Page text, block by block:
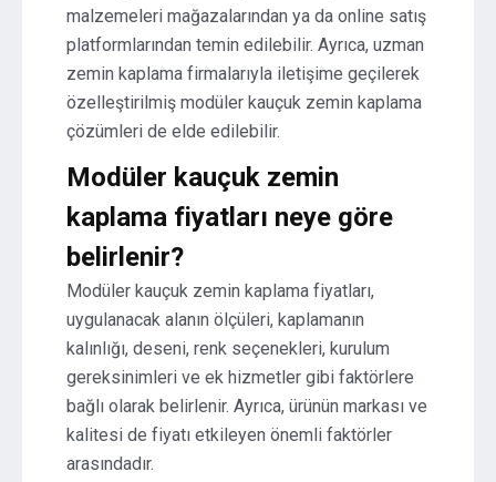
malzemeleri mağazalarından ya da online satış
platformlarından temin edilebilir. Ayrıca, uzman
zemin kaplama firmalarıyla iletişime geçilerek
özelleştirilmiş modüler kauçuk zemin kaplama
çözümleri de elde edilebilir.
Modüler kauçuk zemin
kaplama fiyatları neye göre
belirlenir?
Modüler kauçuk zemin kaplama fiyatları,
uygulanacak alanın ölçüleri, kaplamanın
kalınlığı, deseni, renk seçenekleri, kurulum
gereksinimleri ve ek hizmetler gibi faktörlere
bağlı olarak belirlenir. Ayrıca, ürünün markası ve
kalitesi de fiyatı etkileyen önemli faktörler
arasındadır.